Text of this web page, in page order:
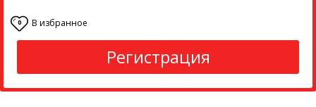
0 В избранное
Регистрация